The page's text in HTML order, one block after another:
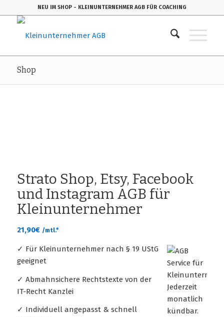
NEU IM SHOP - KLEINUNTERNEHMER AGB FÜR COACHING
Shop
Strato Shop, Etsy, Facebook
und Instagram AGB für
Kleinunternehmer
21,90€ /mtl.*
✓ Für Kleinunternehmer nach § 19 UStG
geeignet
✓ Abmahnsichere Rechtstexte von der
IT-Recht Kanzlei
✓ Individuell angepasst & schnell